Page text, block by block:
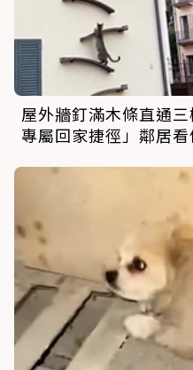
屋外牆釘滿木條直通
專屬回家捷徑」鄰居看